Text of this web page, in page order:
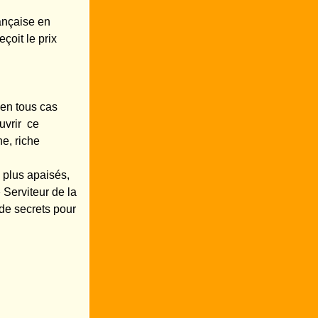
en
le prix
tous cas
ce
riche
apaisés,
de la
secrets pour